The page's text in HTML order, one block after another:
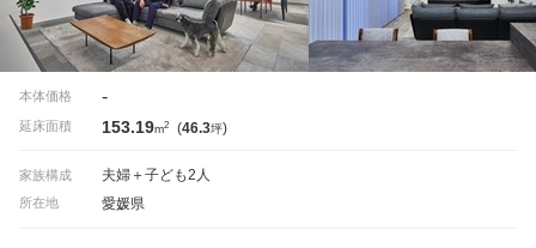
本体価格 -
延床面積 153.19m2 (46.3坪)
家族構成 夫婦＋子ども2人
所在地 愛媛県